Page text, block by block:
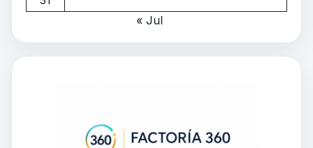
« Jul